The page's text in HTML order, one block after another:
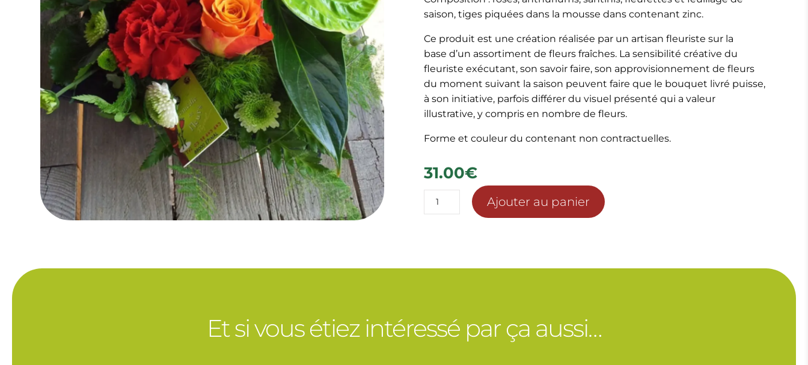
saison, tiges piquées dans la mousse dans contenant zinc.
Ce produit est une création réalisée par un artisan fleuriste sur la
base d’un assortiment de fleurs fraîches. La sensibilité créative du
fleuriste exécutant, son savoir faire, son approvisionnement de fleurs
du moment suivant la saison peuvent faire que le bouquet livré puisse,
à son initiative, parfois différer du visuel présenté qui a valeur
illustrative, y compris en nombre de fleurs.
Forme et couleur du contenant non contractuelles.
31.00€
quantité
de
Ajouter au panier
Et si vous étiez intéressé par ça aussi…